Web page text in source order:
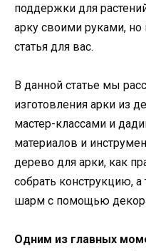
поддержки для
арку своими руками, но
статья для вас.
В данной статье мы
изготовления арки из
мастер-классами и
материалов и
дерево для арки, как
собрать конструкцию,
шарм с помощью
Одним из главных